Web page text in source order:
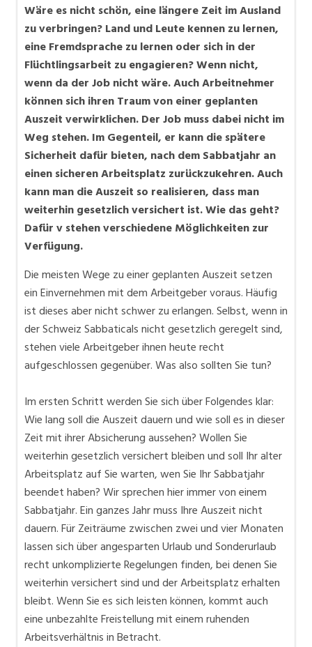
Wäre es nicht schön, eine längere Zeit im Ausland
zu verbringen? Land und Leute kennen zu lernen,
eine Fremdsprache zu lernen oder sich in der
Flüchtlingsarbeit zu engagieren? Wenn nicht,
wenn da der Job nicht wäre. Auch Arbeitnehmer
können sich ihren Traum von einer geplanten
Auszeit verwirklichen. Der Job muss dabei nicht im
Weg stehen. Im Gegenteil, er kann die spätere
Sicherheit dafür bieten, nach dem Sabbatjahr an
einen sicheren Arbeitsplatz zurückzukehren. Auch
kann man die Auszeit so realisieren, dass man
weiterhin gesetzlich versichert ist. Wie das geht?
Dafür v stehen verschiedene Möglichkeiten zur
Verfügung.
Die meisten Wege zu einer geplanten Auszeit setzen
ein Einvernehmen mit dem Arbeitgeber voraus. Häufig
ist dieses aber nicht schwer zu erlangen. Selbst, wenn in
der Schweiz Sabbaticals nicht gesetzlich geregelt sind,
stehen viele Arbeitgeber ihnen heute recht
aufgeschlossen gegenüber. Was also sollten Sie tun?
Im ersten Schritt werden Sie sich über Folgendes klar:
Wie lang soll die Auszeit dauern und wie soll es in dieser
Zeit mit ihrer Absicherung aussehen? Wollen Sie
weiterhin gesetzlich versichert bleiben und soll Ihr alter
Arbeitsplatz auf Sie warten, wen Sie Ihr Sabbatjahr
beendet haben? Wir sprechen hier immer von einem
Sabbatjahr. Ein ganzes Jahr muss Ihre Auszeit nicht
dauern. Für Zeiträume zwischen zwei und vier Monaten
lassen sich über angesparten Urlaub und Sonderurlaub
recht unkomplizierte Regelungen finden, bei denen Sie
weiterhin versichert sind und der Arbeitsplatz erhalten
bleibt. Wenn Sie es sich leisten können, kommt auch
eine unbezahlte Freistellung mit einem ruhenden
Arbeitsverhältnis in Betracht.